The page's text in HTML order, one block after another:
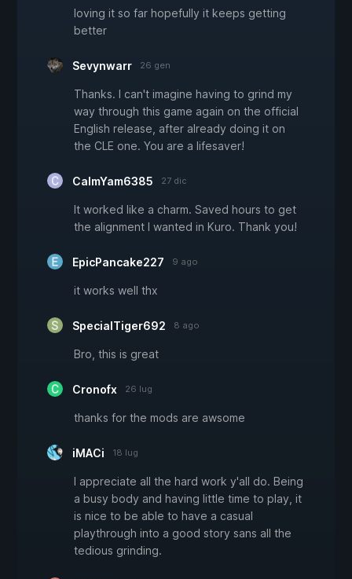
loving it so far hopefully it keeps getting
better
Sevynwarr 26 gen
Thanks. I can't imagine having to grind my
way through this game again on the official
English release, after already doing it on
the CLE one. You are a lifesaver!
CalmYam6385 27 dic
It worked like a charm. Saved hours to get
the alignment I wanted in Kuro. Thank you!
EpicPancake227 9 ago
it works well thx
SpecialTiger692 8 ago
Bro, this is great
Cronofx 26 lug
thanks for the mods are awsome
iMACi 18 lug
I appreciate all the hard work y'all do. Being
a busy body and having little time to play, it
is nice to be able to have a casual
playthrough into a good story sans all the
tedious grinding.